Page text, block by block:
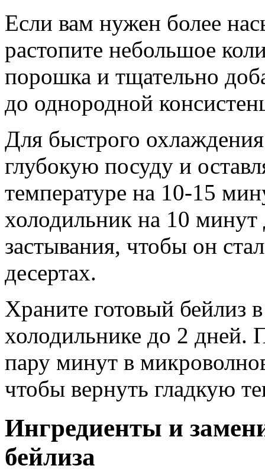
Если вам нужен более
растопите небольшое
порошка и тщательно
до однородной
Для быстрого
глубокую посуду и
температуре на 10-15
холодильник на 10 минут
застывания, чтобы он
десертах.
Храните готовый бейлиз
холодильнике до 2 дней.
пару минут в
чтобы вернуть гладкую
Ингредиенты и
бейлиза